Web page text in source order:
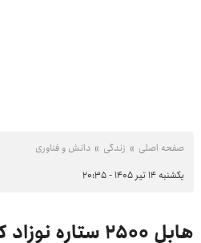
صفحه اصلی زندگی دانش و فناوری
یکشنبه ۱۴ تیر ۱۴۰۵ - ۲۰:۳۵
هابل ۲۵۰۰ ستاره نوزاد کشف کرد!